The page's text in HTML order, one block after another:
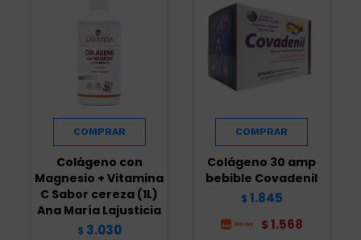
Colágeno con
Magnesio + Vitamina
C Sabor cereza (1L)
Ana María Lajusticia
$ 3.030
Colágeno 30 amp
bebible Covadenil
$ 1.845
$ 1.568